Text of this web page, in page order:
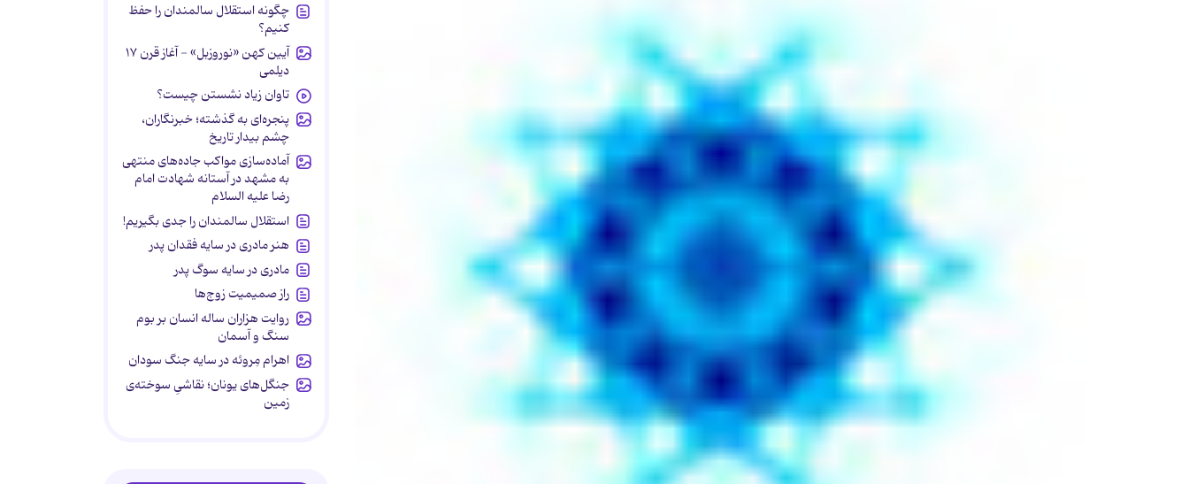
چگونه استقلال سالمندان را حفظ
کنیم؟
آیین کهن «نوروزبل» - آغاز قرن ۱۷
دیلمی
تاوان زیاد نشستن چیست؟
پنجره‌ای به گذشته؛ خبرنگاران،
چشم بیدار تاریخ
آماده‌سازی مواکب جاده‌های منتهی
به مشهد در آستانه شهادت امام
رضا علیه السلام
استقلال سالمندان را جدی بگیریم!
هنر مادری در سایه‌ فقدان پدر
مادری در سایه سوگ پدر
راز صمیمیت زوج‌ها
روایت هزاران ساله انسان بر بوم
سنگ و آسمان
اهرام مِروئه در سایه جنگ سودان
جنگل‌های یونان؛ نقاشیِ سوخته‌ی
زمین